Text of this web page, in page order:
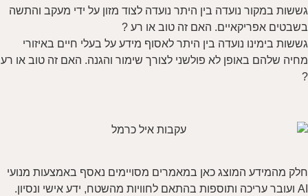
גששות במקור נועדה בין היתר נועדה לצוד מזון על ידי מעקב והתשה
בשבטים אפריקאיים. האם זה טוב או רע ?
גששות בימינו נועדה בין היתר לאסוף מידע על בעלי חיים באיזורי
מחיה שלהם באופן לא פולשני לצורך שימור והגנה. האם זה טוב או רע
?
חלק מהמידע המוצג כאן במאמרים מסויימים נאסף באמצעות מנועי
AI ועובר עריכה ותוספות בהתאם לחוויות מהשטח, ידע אישי ונסיון.